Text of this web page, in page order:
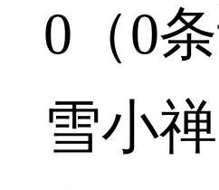
0（0
雪小